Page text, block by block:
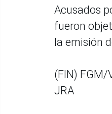
Acusados
fueron
la emisión
(FIN) FGM/
JRA